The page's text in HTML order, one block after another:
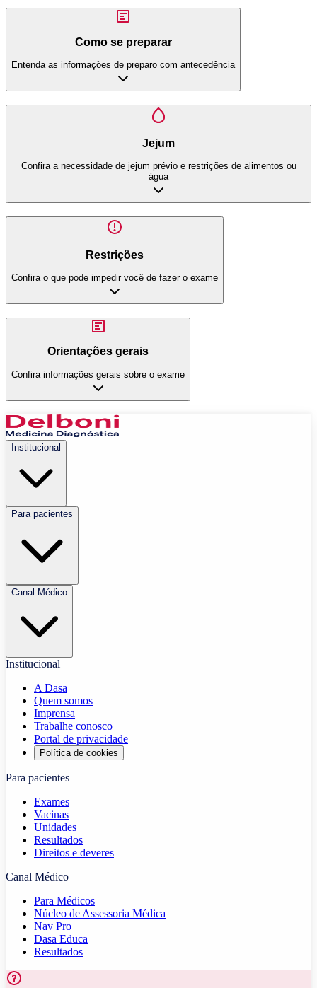
Como se preparar
Entenda as informações de preparo com antecedência
Jejum
Confira a necessidade de jejum prévio e restrições de alimentos ou
água
Restrições
Confira o que pode impedir você de fazer o exame
Orientações gerais
Confira informações gerais sobre o exame
Institucional
Para pacientes
Canal Médico
Institucional
A Dasa
Quem somos
Imprensa
Trabalhe conosco
Portal de privacidade
Política de cookies
Para pacientes
Exames
Vacinas
Unidades
Resultados
Direitos e deveres
Canal Médico
Para Médicos
Núcleo de Assessoria Médica
Nav Pro
Dasa Educa
Resultados